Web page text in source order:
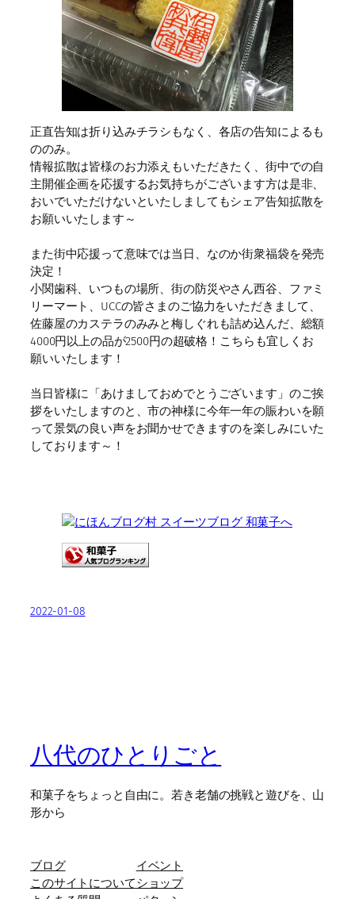
正直告知は折り込みチラシもなく、各店の告知によるも
ののみ。
情報拡散は皆様のお力添えもいただきたく、街中での自
主開催企画を応援するお気持ちがございます方は是非、
おいでいただけないといたしましてもシェア告知拡散を
お願いいたします～
また街中応援って意味では当日、なのか街衆福袋を発売
決定！
小関歯科、いつもの場所、街の防災やさん西谷、ファミ
リーマート、UCCの皆さまのご協力をいただきまして、
佐藤屋のカステラのみみと梅しぐれも詰め込んだ、総額
4000円以上の品が2500円の超破格！こちらも宜しくお
願いいたします！
当日皆様に「あけましておめでとうございます」のご挨
拶をいたしますのと、市の神様に今年一年の賑わいを願
って景気の良い声をお聞かせできますのを楽しみにいた
しております～！
2022-01-08
八代のひとりごと
和菓子をちょっと自由に。若き老舗の挑戦と遊びを、山
形から
ブログ
このサイトについて
イベント
ショップ